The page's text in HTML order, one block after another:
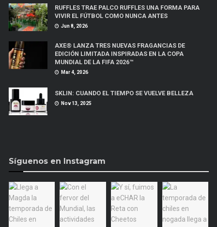
RUFFLES TRAE PALCO RUFFLES UNA FORMA PARA
VIVIR EL FÚTBOL COMO NUNCA ANTES
Jun 8, 2026
AXE® LANZA TRES NUEVAS FRAGANCIAS DE
EDICIÓN LIMITADA INSPIRADAS EN LA COPA
MUNDIAL DE LA FIFA 2026™
Mar 4, 2026
SKLIN: CUANDO EL TIEMPO SE VUELVE BELLEZA
Nov 13, 2025
Síguenos en Instagram